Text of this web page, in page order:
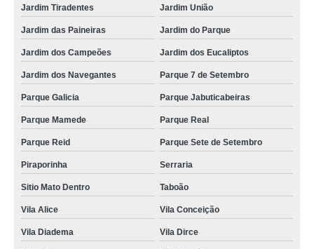
Jardim Tiradentes Jardim União
Jardim das Paineiras Jardim do Parque
Jardim dos Campeões Jardim dos Eucaliptos
Jardim dos Navegantes Parque 7 de Setembro
Parque Galicia Parque Jabuticabeiras
Parque Mamede Parque Real
Parque Reid Parque Sete de Setembro
Piraporinha Serraria
Sitio Mato Dentro Taboão
Vila Alice Vila Conceição
Vila Diadema Vila Dirce